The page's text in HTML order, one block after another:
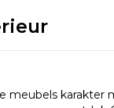
meubels karakter